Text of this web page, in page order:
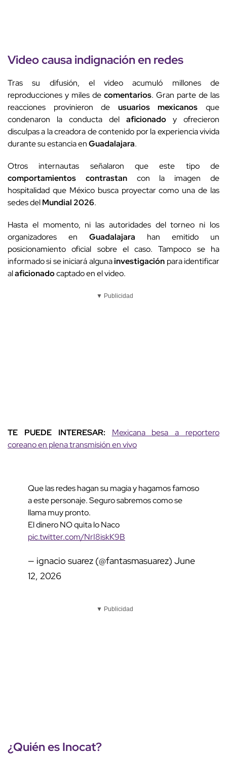
Video causa indignación en redes
Tras su difusión, el video acumuló millones de
reproducciones y miles de comentarios. Gran parte de las
reacciones provinieron de usuarios mexicanos que
condenaron la conducta del aficionado y ofrecieron
disculpas a la creadora de contenido por la experiencia vivida
durante su estancia enGuadalajara.
Otros internautas señalaron que este tipo de
comportamientos contrastancon la imagen de
hospitalidad que México busca proyectar como una de las
sedes delMundial 2026.
Hasta el momento, ni las autoridades del torneo ni los
organizadores en Guadalajara han emitido un
posicionamiento oficial sobre el caso. Tampoco se ha
informado si se iniciará algunainvestigación para identificar
alaficionadocaptado en el video.
▼ Publicidad
TE PUEDE INTERESAR:
Mexicana besa a reportero
coreano en plena transmisión en vivo
Que las redes hagan su magia y hagamos famoso
a este personaje. Seguro sabremos como se
llama muy pronto.
El dinero NO quita lo Naco
pic.twitter.com/NrI8iskK9B
— ignacio suarez (@fantasmasuarez) June
12, 2026
▼ Publicidad
¿Quién esInocat?